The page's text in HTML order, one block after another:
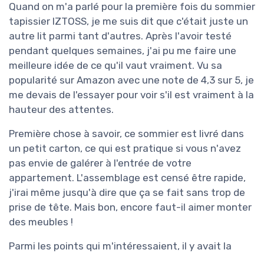
Quand on m'a parlé pour la première fois du sommier
tapissier IZTOSS, je me suis dit que c'était juste un
autre lit parmi tant d'autres. Après l'avoir testé
pendant quelques semaines, j'ai pu me faire une
meilleure idée de ce qu'il vaut vraiment. Vu sa
popularité sur Amazon avec une note de 4,3 sur 5, je
me devais de l'essayer pour voir s'il est vraiment à la
hauteur des attentes.
Première chose à savoir, ce sommier est livré dans
un petit carton, ce qui est pratique si vous n'avez
pas envie de galérer à l'entrée de votre
appartement. L'assemblage est censé être rapide,
j'irai même jusqu'à dire que ça se fait sans trop de
prise de tête. Mais bon, encore faut-il aimer monter
des meubles !
Parmi les points qui m'intéressaient, il y avait la